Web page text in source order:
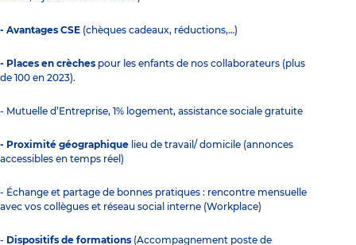
- Avantages CSE (chèques cadeaux, réductions,…)
- Places en crèches pour les enfants de nos collaborateurs (plus
de 100 en 2023).
- Mutuelle d’Entreprise, 1% logement, assistance sociale gratuite
- Proximité géographique lieu de travail/ domicile (annonces
accessibles en temps réel)
- Échange et partage de bonnes pratiques : rencontre mensuelle
avec vos collègues et réseau social interne (Workplace)
- Dispositifs de formations (Accompagnement poste de